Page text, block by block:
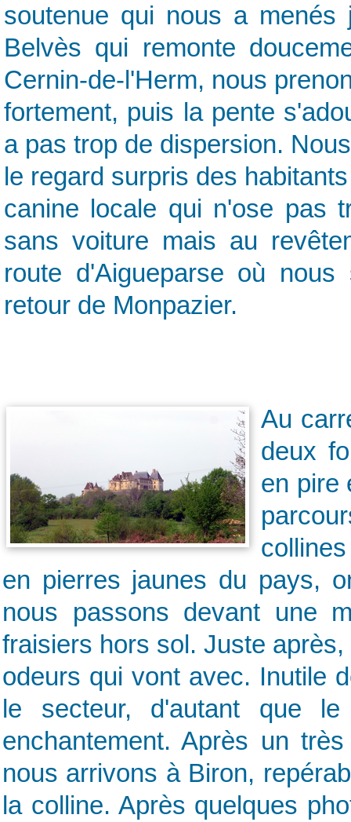
soutenue qui nous a
Belvès qui remonte
Cernin-de-l'Herm, nous
fortement, puis la pente
a pas trop de dispersion.
le regard surpris des
canine locale qui n'ose pas
sans voiture mais au
route d'Aigueparse où
retour de Monpazier.
Au
deux
en pire
en pierres jaunes du pays,
nous passons devant une
fraisiers hors sol. Juste
odeurs qui vont avec. Inutile
le secteur, d'autant que
enchantement. Après un
nous arrivons à Biron,
la colline. Après quelques